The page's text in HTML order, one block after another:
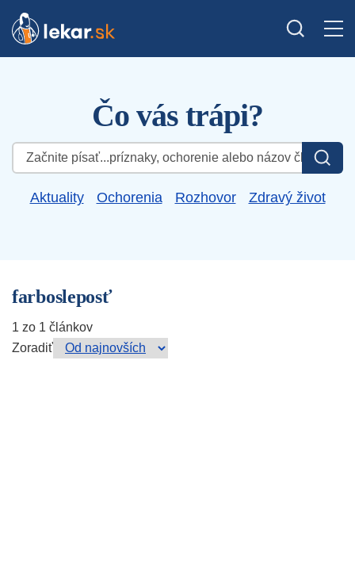
Čo vás trápi?
Hľadať:
Aktuality Ochorenia Rozhovor Zdravý život
farbosleposť
1 zo 1 článkov
Zoradiť